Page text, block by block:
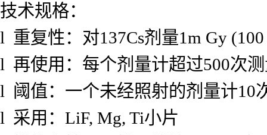
技术规格：
l 重复性：对137Cs剂量1m Gy
l 再使用：每个剂量计超过500次
l 阈值：一个未经照射的剂量计10
l 采用：LiF, Mg, Ti小片